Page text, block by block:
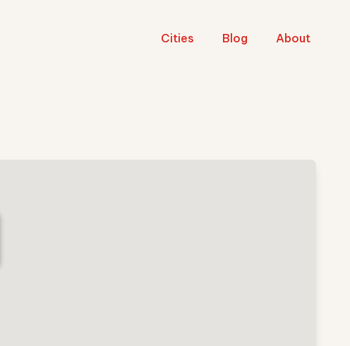
Cities Blog About